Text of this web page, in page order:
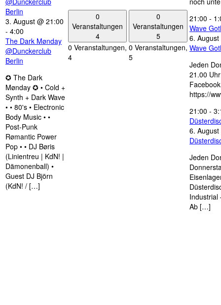
Berlin
3. August @ 21:00
- 4:00
The Dark Mønday
@Dunckerclub
Berlin
✪ The Dark
Mønday ✪ • Cold +
Synth + Dark Wave
• • 80's • Electronic
Body Music • •
Post-Punk
Rømantic Power
Pop • • DJ Børis
(Linientreu | KdN! |
Dämonenball) •
Guest DJ Björn
(KdN! / […]
0
Veranstaltungen
4
0 Veranstaltungen,
4
0
Veranstaltungen
5
0 Veranstaltungen,
5
21:00 -
Wave
6.
Wave
Jeden
21.00
https://
21:00 -
6.
Jeden
Industrial
Ab […]